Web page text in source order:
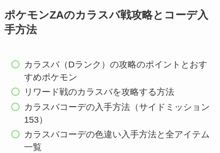
ポケモンZAのカラスバ戦攻略とコーデ入
手方法
カラスバ（Dランク）の攻略のポイントとおす
すめポケモン
リワード戦のカラスバを攻略する方法
カラスバコーデの入手方法（サイドミッション
153）
カラスバコーデの色違い入手方法と全アイテム
一覧